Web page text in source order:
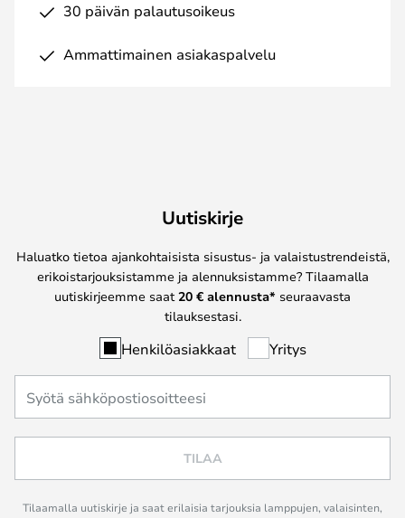
30 päivän palautusoikeus
Ammattimainen asiakaspalvelu
Uutiskirje
Haluatko tietoa ajankohtaisista sisustus- ja valaistustrendeistä,
erikoistarjouksistamme ja alennuksistamme? Tilaamalla
uutiskirjeemme saat 20 € alennusta* seuraavasta
tilauksestasi.
Henkilöasiakkaat Yritys
TILAA
Tilaamalla uutiskirje ja saat erilaisia tarjouksia lamppujen, valaisinten,